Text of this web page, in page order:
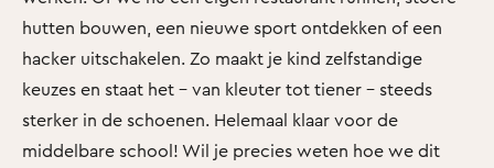
hutten bouwen, een nieuwe sport ontdekken of een
hacker uitschakelen. Zo maakt je kind zelfstandige
keuzes en staat het - van kleuter tot tiener - steeds
sterker in de schoenen. Helemaal klaar voor de
middelbare school! Wil je precies weten hoe we dit